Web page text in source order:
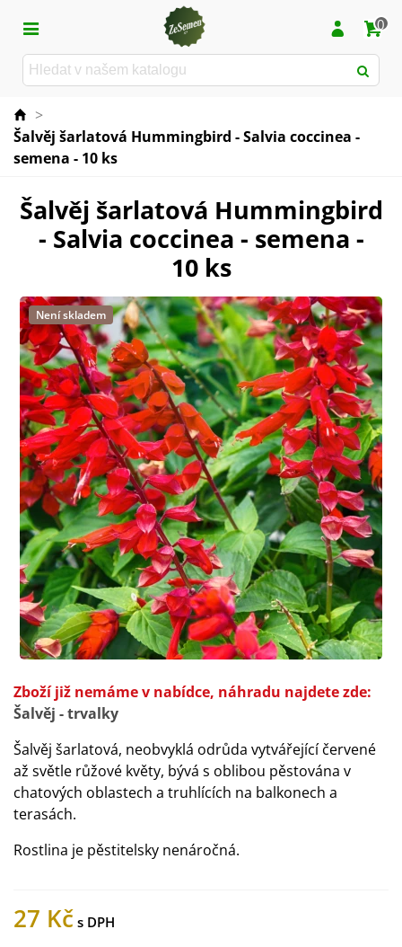
0
>
Šalvěj šarlatová Hummingbird - Salvia coccinea -
semena - 10 ks
Šalvěj šarlatová Hummingbird
- Salvia coccinea - semena -
10 ks
Není skladem
Zboží již nemáme v nabídce, náhradu najdete zde:
Šalvěj - trvalky
Šalvěj šarlatová, neobvyklá odrůda vytvářející červené
až světle růžové květy, bývá s oblibou pěstována v
chatových oblastech a truhlících na balkonech a
terasách.
Rostlina je pěstitelsky nenáročná.
27 Kč